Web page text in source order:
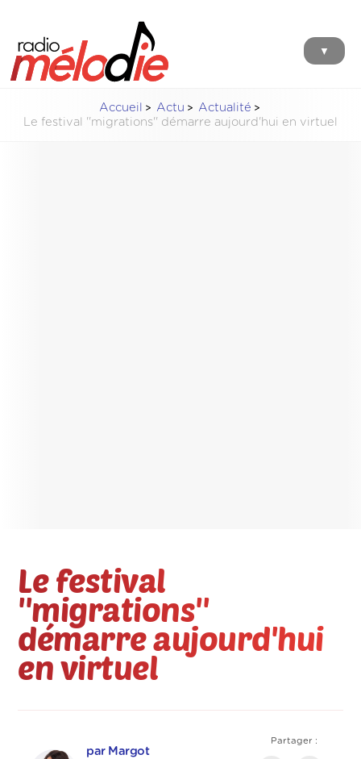
▼
Accueil Actu
Actualité
Le festival ''migrations'' démarre aujourd'hui en virtuel
Le festival
''migrations''
démarre aujourd'hui
en virtuel
par Margot
Partager :